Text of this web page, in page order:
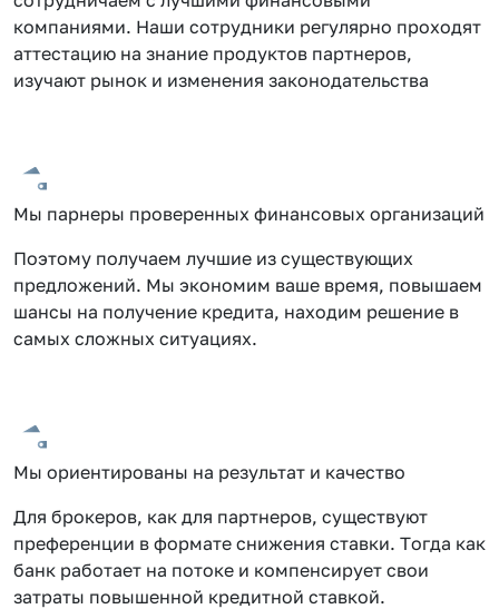
компаниями. Наши сотрудники регулярно проходят
аттестацию на знание продуктов партнеров,
изучают рынок и изменения законодательства
Мы парнеры проверенных финансовых организаций
Поэтому получаем лучшие из существующих
предложений. Мы экономим ваше время, повышаем
шансы на получение кредита, находим решение в
самых сложных ситуациях.
Мы ориентированы на результат и качество
Для брокеров, как для партнеров, существуют
преференции в формате снижения ставки. Тогда как
банк работает на потоке и компенсирует свои
затраты повышенной кредитной ставкой.